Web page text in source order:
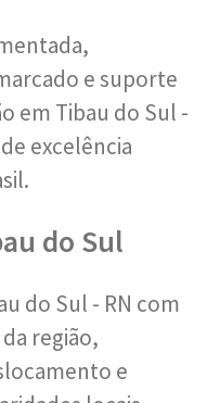
e suporte
em Tibau do Sul -
excelência
do Sul
do Sul - RN com
da região,
e